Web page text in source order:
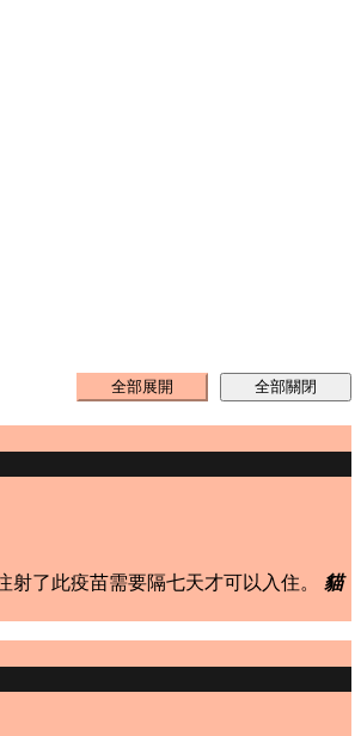
了此疫苗需要隔七天才可以入住。 貓